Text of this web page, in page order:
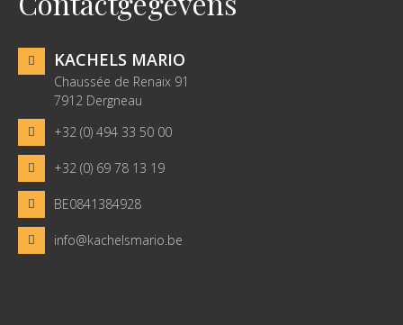
KACHELS MARIO
Chaussée de Renaix 91
7912 Dergneau
+32 (0) 494 33 50 00
+32 (0) 69 78 13 19
BE0841384928
info@kachelsmario.be